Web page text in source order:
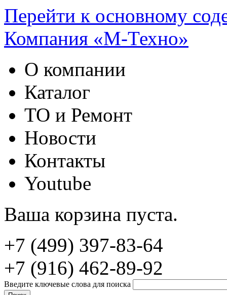
Перейти к основному
Компания «М-Техно»
О компании
Каталог
ТО и Ремонт
Новости
Контакты
Youtube
Ваша корзина пуста.
+7 (499) 397-83-64
+7 (916) 462-89-92
Введите ключевые слова для поиска